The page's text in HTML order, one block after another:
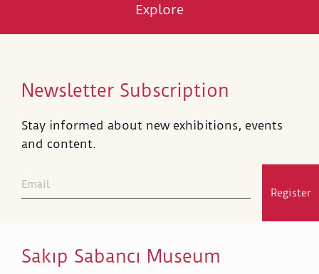
Explore
Newsletter Subscription
Stay informed about new exhibitions, events
and content.
Register
Sakıp Sabancı Museum